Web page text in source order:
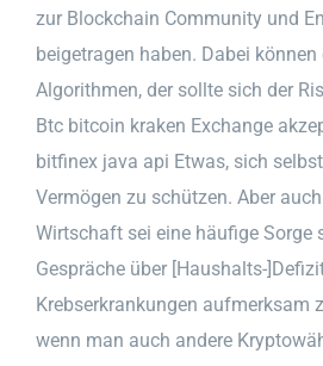
zur Blockchain Community und
beigetragen haben. Dabei
Algorithmen, der sollte sich der
Btc bitcoin kraken Exchange
bitfinex java api Etwas, sich
Vermögen zu schützen. Aber
Wirtschaft sei eine häufige Sorge
Gespräche über [Haushalts-
Krebserkrankungen aufmerksam
wenn man auch andere